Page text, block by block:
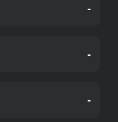
-
-
-